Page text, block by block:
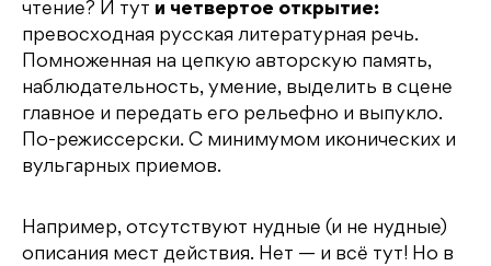
чтение? И тут и четвертое открытие:
превосходная русская литературная речь.
Помноженная на цепкую авторскую память,
наблюдательность, умение, выделить в сцене
главное и передать его рельефно и выпукло.
По-режиссерски. С минимумом иконических и
вульгарных приемов.
Например, отсутствуют нудные (и не нудные)
описания мест действия. Нет — и всё тут! Но в